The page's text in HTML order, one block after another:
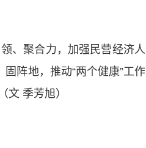
、聚合力，加强民营经济人
阵地，推动“两个健康”工作
文 季芳旭）